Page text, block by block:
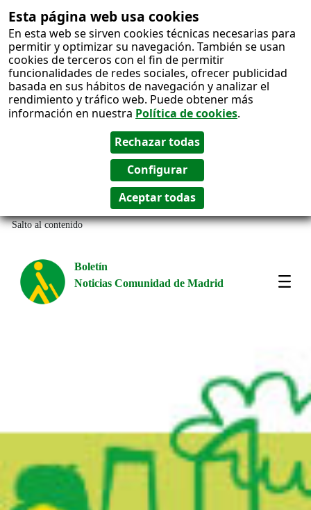
Esta página web usa cookies
En esta web se sirven cookies técnicas necesarias para
permitir y optimizar su navegación. También se usan
cookies de terceros con el fin de permitir
funcionalidades de redes sociales, ofrecer publicidad
basada en sus hábitos de navegación y analizar el
rendimiento y tráfico web. Puede obtener más
información en nuestra Política de cookies.
Salto al contenido
Boletín
Noticias Comunidad de Madrid